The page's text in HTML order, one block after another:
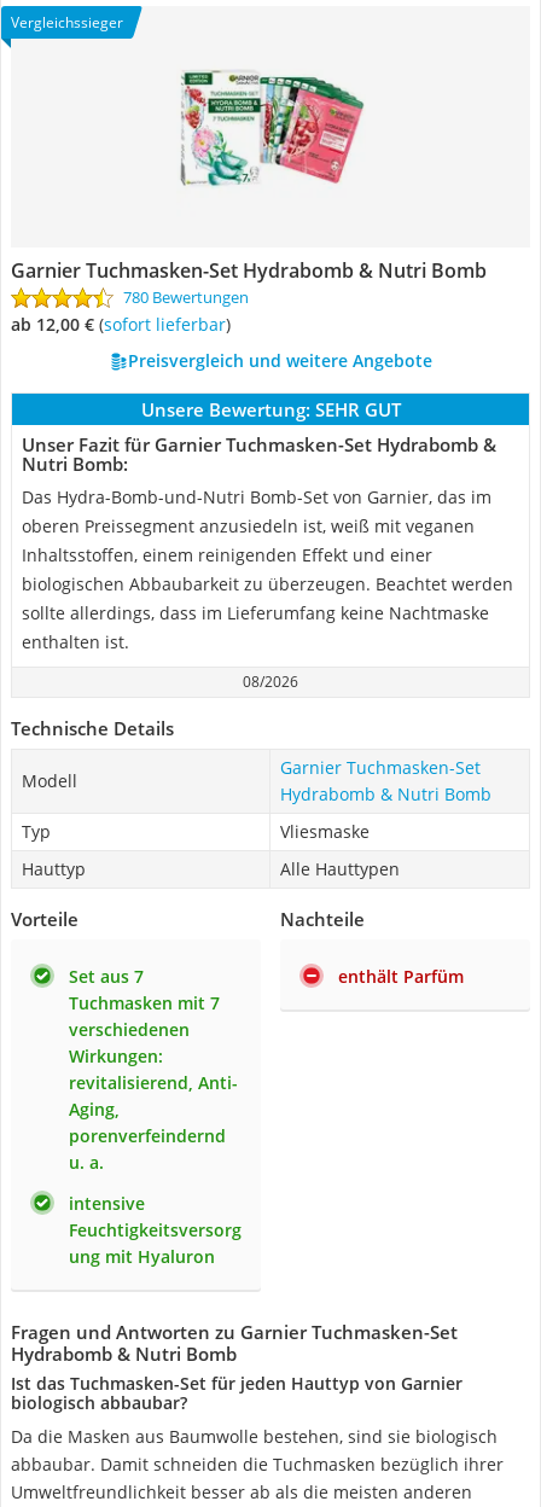
Vergleichssieger
Garnier Tuchmasken-Set Hydrabomb & Nutri Bomb
780 Bewertungen
ab 12,00 € ( Sofort lieferbar)
Preisvergleich und weitere Angebote
Unsere Bewertung: SEHR GUT
Unser Fazit für Garnier Tuchmasken-Set Hydrabomb &
Nutri Bomb:
Das Hydra-Bomb-und-Nutri Bomb-Set von Garnier, das im
oberen Preissegment anzusiedeln ist, weiß mit veganen
Inhaltsstoffen, einem reinigenden Effekt und einer
biologischen Abbaubarkeit zu überzeugen. Beachtet werden
sollte allerdings, dass im Lieferumfang keine Nachtmaske
enthalten ist.
08/2026
Technische Details
Modell
Garnier Tuchmasken-Set
Hydrabomb & Nutri Bomb
Typ
Vliesmaske
Hauttyp
Alle Hauttypen
Vorteile
Set aus 7
Tuchmasken mit 7
verschiedenen
Wirkungen:
revitalisierend, Anti-
Aging,
porenverfeindernd
u. a.
intensive
Feuchtigkeitsversorg
ung mit Hyaluron
Nachteile
enthält Parfüm
Fragen und Antworten zu Garnier Tuchmasken-Set
Hydrabomb & Nutri Bomb
Ist das Tuchmasken-Set für jeden Hauttyp von Garnier
biologisch abbaubar?
Da die Masken aus Baumwolle bestehen, sind sie biologisch
abbaubar. Damit schneiden die Tuchmasken bezüglich ihrer
Umweltfreundlichkeit besser ab als die meisten anderen